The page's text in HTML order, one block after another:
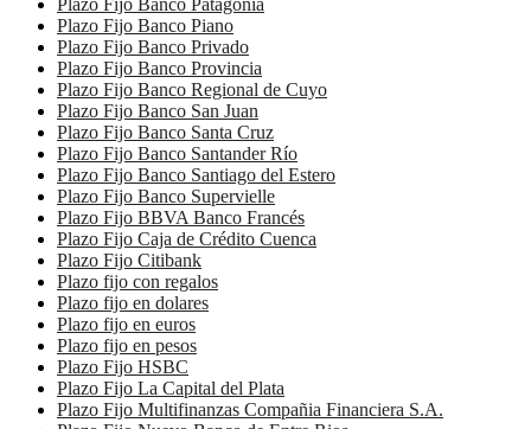
Plazo Fijo Banco Piano
Plazo Fijo Banco Privado
Plazo Fijo Banco Provincia
Plazo Fijo Banco Regional de Cuyo
Plazo Fijo Banco San Juan
Plazo Fijo Banco Santa Cruz
Plazo Fijo Banco Santander Río
Plazo Fijo Banco Santiago del Estero
Plazo Fijo Banco Supervielle
Plazo Fijo BBVA Banco Francés
Plazo Fijo Caja de Crédito Cuenca
Plazo Fijo Citibank
Plazo fijo con regalos
Plazo fijo en dolares
Plazo fijo en euros
Plazo fijo en pesos
Plazo Fijo HSBC
Plazo Fijo La Capital del Plata
Plazo Fijo Multifinanzas Compañia Financiera S.A.